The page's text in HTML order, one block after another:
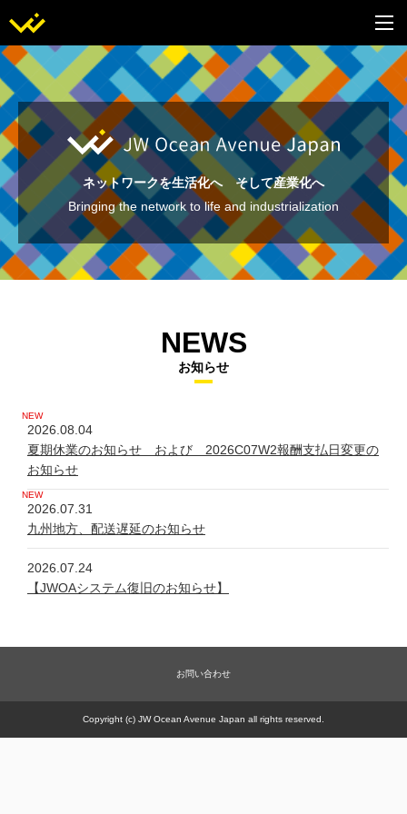
ネットワークを生活化へ そして産業化へ
Bringing the network to life and industrialization
NEWS
お知らせ
2026.08.04
夏期休業のお知らせ および 2026C07W2報酬支払日変更の
お知らせ
2026.07.31
九州地方、配送遅延のお知らせ
2026.07.24
【JWOAシステム復旧のお知らせ】
システム不具合について
新規商品【太古の甕 細胞浴サロン営業権】販売一時休止の件
お問い合わせ
Copyright (c) JW Ocean Avenue Japan all rights reserved.